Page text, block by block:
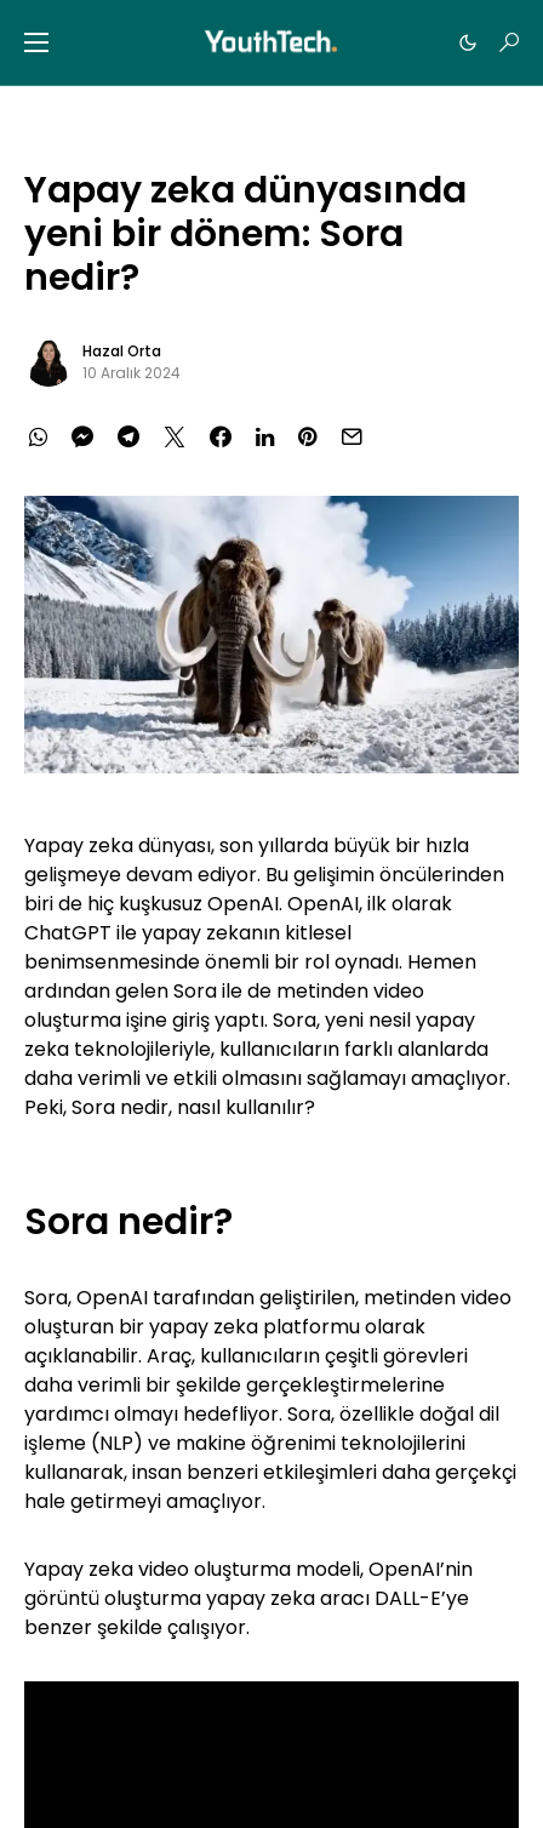
Yapay zeka dünyasında
yeni bir dönem: Sora
nedir?
Hazal Orta
10 Aralık 2024
Yapay zeka dünyası, son yıllarda büyük bir hızla
gelişmeye devam ediyor. Bu gelişimin öncülerinden
biri de hiç kuşkusuz OpenAI. OpenAI, ilk olarak
ChatGPT ile yapay zekanın kitlesel
benimsenmesinde önemli bir rol oynadı. Hemen
ardından gelen Sora ile de metinden video
oluşturma işine giriş yaptı. Sora, yeni nesil yapay
zeka teknolojileriyle, kullanıcıların farklı alanlarda
daha verimli ve etkili olmasını sağlamayı amaçlıyor.
Peki, Sora nedir, nasıl kullanılır?
Sora nedir?
Sora, OpenAI tarafından geliştirilen, metinden video
oluşturan bir yapay zeka platformu olarak
açıklanabilir. Araç, kullanıcıların çeşitli görevleri
daha verimli bir şekilde gerçekleştirmelerine
yardımcı olmayı hedefliyor. Sora, özellikle doğal dil
işleme (NLP) ve makine öğrenimi teknolojilerini
kullanarak, insan benzeri etkileşimleri daha gerçekçi
hale getirmeyi amaçlıyor.
Yapay zeka video oluşturma modeli, OpenAI’nin
görüntü oluşturma yapay zeka aracı DALL-E’ye
benzer şekilde çalışıyor.